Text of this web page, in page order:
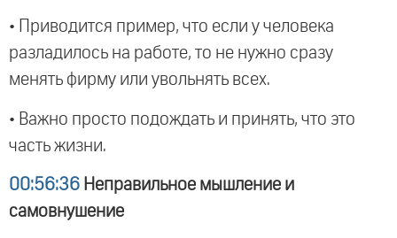
• Приводится пример, что если у человека
разладилось на работе, то не нужно сразу
менять фирму или увольнять всех.
• Важно просто подождать и принять, что это
часть жизни.
00:56:36 Неправильное мышление и
самовнушение